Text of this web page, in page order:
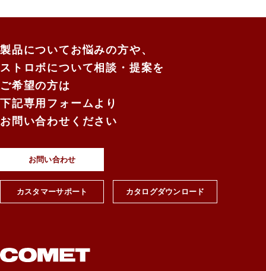
製品についてお悩みの方や、
ストロボについて相談・提案を
ご希望の方は
下記専用フォームより
お問い合わせください
お問い合わせ
カスタマーサポート カタログダウンロード